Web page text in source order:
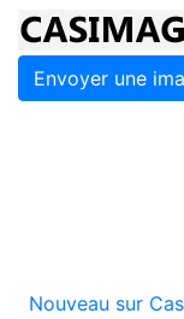
Envoyer une
Nouveau sur